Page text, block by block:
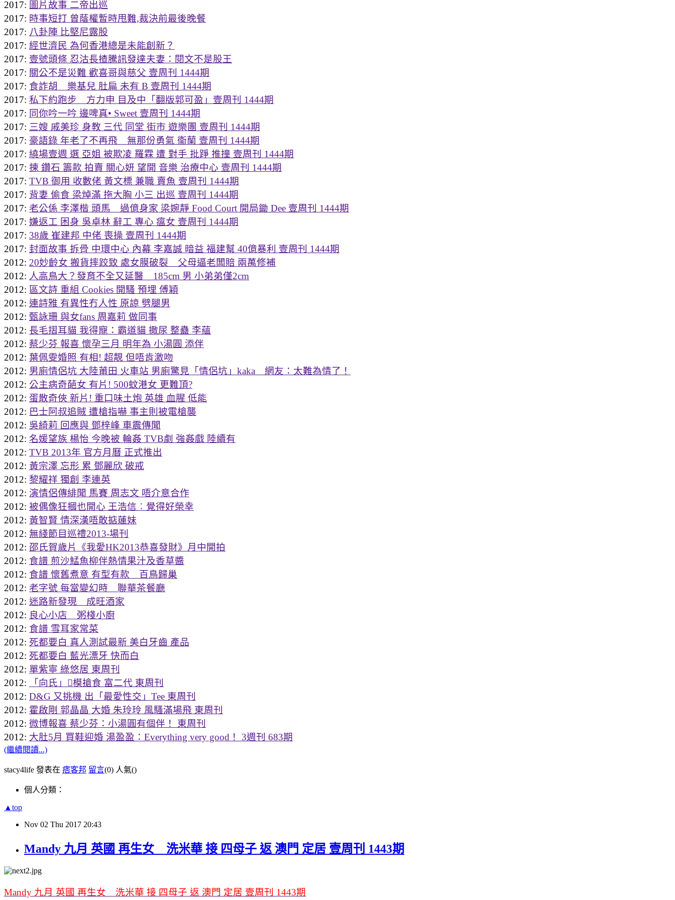
2017: 圖片故事 二帝出巡
2017: 時事短打 曾蔭權暫時甩難,裁決前最後晚餐
2017: 八卦陣 比堅尼露股
2017: 經世濟民 為何香港總是未能創新？
2017: 壹號頭條 忍沽長揸騰訊發達夫妻：閱文不是股王
2017: 關公不是災難 歡喜哥與慈父 壹周刊 1444期
2017: 食詐胡 樂基兒 肚扁 未有 B 壹周刊 1444期
2017: 私下約跑步 方力申 目及中「翻版郭可盈」壹周刊 1444期
2017: 同你吟一吟 邊啤真• Sweet 壹周刊 1444期
2017: 三嫂 戚美珍 身教 三代 同堂 街市 遊樂團 壹周刊 1444期
2017: 豪語錄 年老了不再飛 無那份勇氣 衞蘭 壹周刊 1444期
2017: 繞場壹週 選 亞姐 被欺凌 羅霖 遭 對手 批踭 推撞 壹周刊 1444期
2017: 揀 鑽石 籌款 拍賣 關心妍 望開 音樂 治療中心 壹周刊 1444期
2017: TVB 御用 收數佬 黃文標 兼職 賣魚 壹周刊 1444期
2017: 背妻 偷食 梁焯滿 拖大胸 小三 出巡 壹周刊 1444期
2017: 老公係 李澤楷 頭馬 過億身家 梁婉靜 Food Court 開局鋤 Dee 壹周刊 1444期
2017: 嫌返工 困身 吳卓林 辭工 專心 瘟女 壹周刊 1444期
2017: 38歲 崔建邦 中佬 喪操 壹周刊 1444期
2017: 封面故事 拆骨 中環中心 內幕 李嘉誠 暗益 福建幫 40億暴利 壹周刊 1444期
2012: 20妙齡女 搬貨摔跤致 處女膜破裂 父母逼老闆賠 兩萬修補
2012: 人高鳥大？發育不全又延醫 185cm 男 小弟弟僅2cm
2012: 區文詩 重組 Cookies 開騷 預埋 傅穎
2012: 連詩雅 有異性冇人性 原諒 劈腿男
2012: 甄詠珊 與女fans 周嘉莉 做同事
2012: 長毛摺耳貓 我得寵：霸道貓 撒尿 整蠱 李蘊
2012: 蔡少芬 報喜 懷孕三月 明年為 小湯圓 添伴
2012: 葉佩雯婚照 有相! 超靚 但唔肯激吻
2012: 男廁情侶坑 大陸莆田 火車站 男廁驚見「情侶坑」kaka 網友：太難為情了！
2012: 公主病奇葩女 有片! 500蚊港女 更難頂?
2012: 蛋散奇俠 新片! 重口味土炮 英雄 血腥 低能
2012: 巴士阿叔追賊 遭槍指嚇 事主則被電槍襲
2012: 吳綺莉 回應與 鄧梓峰 車震傳聞
2012: 名媛望族 楊怡 今晚被 輪姦 TVB劇 強姦戲 陸續有
2012: TVB 2013年 官方月曆 正式推出
2012: 黃宗澤 忘形 累 鄧麗欣 破戒
2012: 黎耀祥 獨創 李連英
2012: 演情侶傳緋聞 馬賽 周志文 唔介意合作
2012: 被偶像狂摑也開心 王浩信︰覺得好榮幸
2012: 黃智賢 情深漢唔敢掂蓮妹
2012: 無綫節目巡禮2013-場刊
2012: 邵氏賀歲片《我愛HK2013恭喜發財》月中開拍
2012: 食譜 煎沙鯭魚柳伴熱情果汁及香草醬
2012: 食譜 懷舊煮意 有型有款 百鳥歸巢
2012: 老字號 每當變幻時 聯華茶餐廳
2012: 迷路新發現 成旺酒家
2012: 良心小店 粥棧小廚
2012: 食譜 雪耳家常菜
2012: 死都要白 真人測試最新 美白牙齒 產品
2012: 死都要白 藍光漂牙 快而白
2012: 單紫寧 綠悠居 東周刊
2012:
「向氏」模搶食 富二代 東周刊
2012: D&G 又挑機 出「最愛性交」Tee 東周刊
2012: 霍啟剛 郭晶晶 大婚 朱玲玲 風騷滿場飛 東周刊
2012: 微博報喜 蔡少芬：小湯圓有個伴！ 東周刊
2012: 大肚5月 買鞋迎婚 湯盈盈：Everything very good！ 3週刊 683期
(繼續閱讀...)
stacy4life 發表在 痞客邦 留言(0) 人氣()
個人分類：
▲top
Nov 02 Thu 2017 20:43
Mandy 九月 英國 再生女 洗米華 接 四母子 返 澳門 定居 壹周刊 1443期
Mandy 九月 英國 再生女 洗米華 接 四母子 返 澳門 定居 壹周刊 1443期